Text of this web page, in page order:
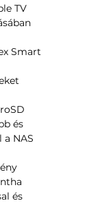
TV
Smart
és
NAS
és